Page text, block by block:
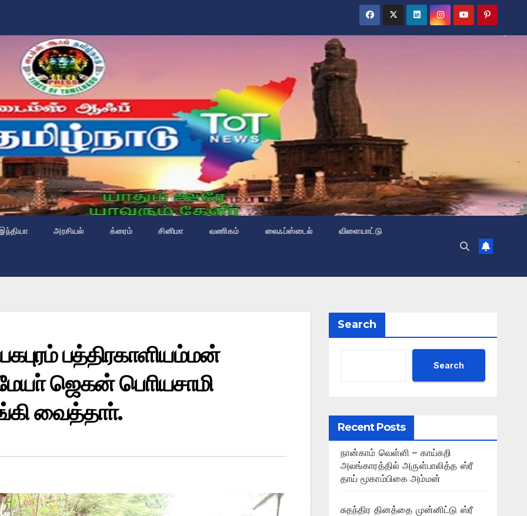
அரசியல் க்ரைம் சினிமா வணிகம் லைஃப்ஸ்டைல் விளையாட்டு
பத்திரகாளியம்மன்
ஜெகன் பொியசாமி
வைத்தாா்.
Search
Search
Recent Posts
நான்காம் வெள்ளி – காய்கறி
அலங்காரத்தில் அருள்பாலித்த ஸ்ரீ
தாய் மூகாம்பிகை அம்மன்
சுதந்திர தினத்தை முன்னிட்டு ஸ்ரீ